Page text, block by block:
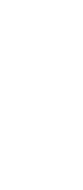
見、實用又值得
腔狀況選擇搭配
沖洗器）利用高
走大部分食物殘
，避免強力沖擊
每天最後一個清
微粒。2. 矯正
佔據牙面，普
專為矯正設計的